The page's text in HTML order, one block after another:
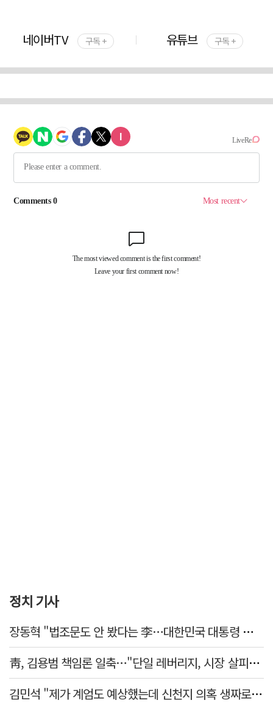
네이버TV 구독 + 유튜브 구독 +
정치 기사
장동혁 "법조문도 안 봤다는 李…대한민국 대통령 맞나, 역대급 망언"
靑, 김용범 책임론 일축…"단일 레버리지, 시장 살피고 대책 챙길 때"
김민석 "제가 계엄도 예상했는데 신천지 의혹 생짜로 말했겠나"